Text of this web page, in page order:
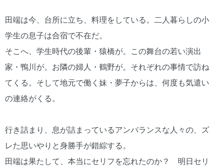
田端は今、台所に立ち、料理をしている。二人暮らしの小
学生の息子は合宿で不在だ。
そこへ、学生時代の後輩・猿橋が。この舞台の若い演出
家・鴨川が。お隣の婦人・鶴野が。それぞれの事情で訪ね
てくる。そして地元で働く妹・夢子からは、何度も気遣い
の連絡がくる。
行き詰まり、息が詰まっているアンバランスな人々の、ズ
レた思いやりと身勝手が錯綜する。
田端は果たして、本当にセリフを忘れたのか？ 明日セリ